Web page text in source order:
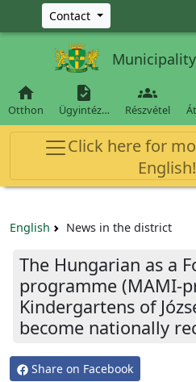
Ugrás a fő tartalomra
Contact

Otthon

Ügyintéz…

Részvétel
Click here for
English!
English News in the district
The Hungarian as a
programme (MAMI-
Kindergartens of
become nationally
Share on Facebook